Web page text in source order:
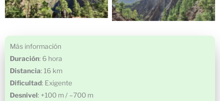
Más información
Duración: 6 hora
Distancia: 16 km
Dificultad: Exigente
Desnivel: +100 m / –700 m